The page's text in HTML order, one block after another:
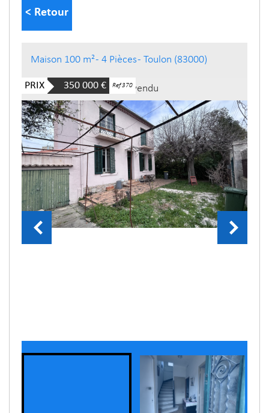
< Retour
Maison 100 m² - 4 Pièces - Toulon (83000)
PRIX 350 000 € Ref 370
Bien vendu